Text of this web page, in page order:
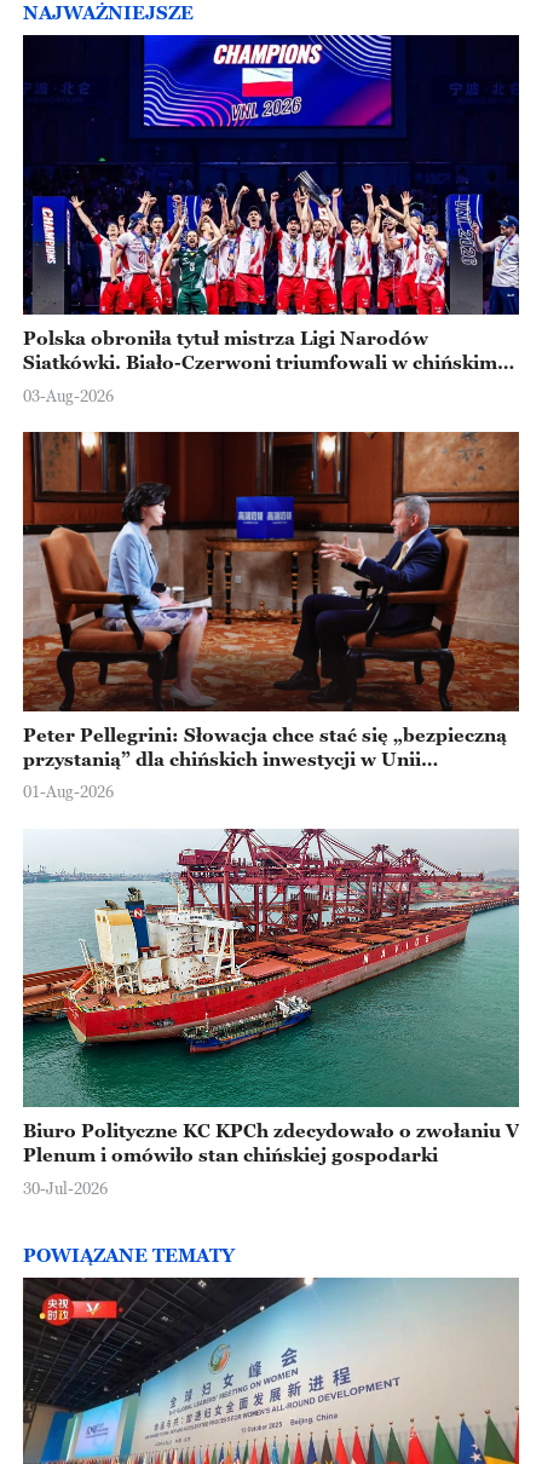
NAJWAŻNIEJSZE
Polska obroniła tytuł mistrza Ligi Narodów
Siatkówki. Biało-Czerwoni triumfowali w chińskim
Ningbo
03-Aug-2026
Peter Pellegrini: Słowacja chce stać się „bezpieczną
przystanią” dla chińskich inwestycji w Unii
Europejskiej
01-Aug-2026
Biuro Polityczne KC KPCh zdecydowało o zwołaniu V
Plenum i omówiło stan chińskiej gospodarki
30-Jul-2026
POWIĄZANE TEMATY